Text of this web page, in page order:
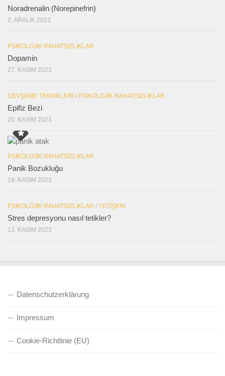
Noradrenalin (Norepinefrin)
2. ARALIK 2023
PSIKOLOJIK RAHATSIZLIKLAR
Dopamin
27. KASIM 2023
GEVŞEME TEKNIKLERI / PSIKOLOJIK RAHATSIZLIKLAR
Epifiz Bezi
20. KASIM 2023
PSIKOLOJIK RAHATSIZLIKLAR
Panik Bozukluğu
19. KASIM 2023
PSIKOLOJIK RAHATSIZLIKLAR / YETIŞKIN
Stres depresyonu nasıl tetikler?
13. KASIM 2023
Datenschutzerklärung
Impressum
Cookie-Richtlinie (EU)